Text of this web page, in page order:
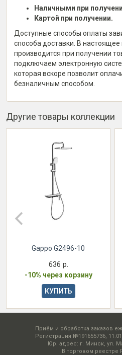
Наличными при
Картой при получении.
Доступные способы оплаты
способа доставки. В
производится при получении
подключаем электронную
которая вскоре позволит
безналичным способом.
Другие товары коллекции
Gappo G2496-10
636 р.
-10% через корзину
КУПИТЬ
Приём и обработка заказов
Регистрация №191655736,
Юр. адрес: г. Минск, ул.
В торговом реестре